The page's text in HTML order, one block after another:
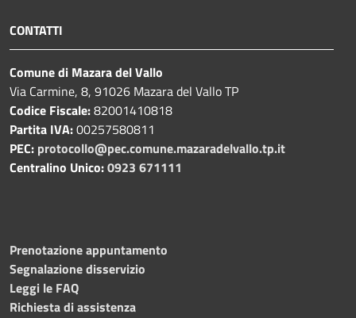
CONTATTI
Comune di Mazara del Vallo
Via Carmine, 8, 91026 Mazara del Vallo TP
Codice Fiscale:82001410818
Partita IVA:00257580811
PEC: protocollo@pec.comune.mazaradelvallo.tp.it
Centralino Unico:0923 671111
Prenotazione appuntamento
Segnalazione disservizio
Leggi le FAQ
Richiesta di assistenza